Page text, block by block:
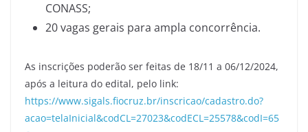
CONASS;
20 vagas gerais para ampla concorrência.
As inscrições poderão ser feitas de 18/11 a 06/12/2024,
após a leitura do edital, pelo link:
https://www.sigals.fiocruz.br/inscricao/cadastro.do?
acao=telaInicial&codCL=27023&codECL=25578&codI=65